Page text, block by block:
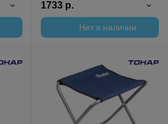
1733 р.
Нет в наличии